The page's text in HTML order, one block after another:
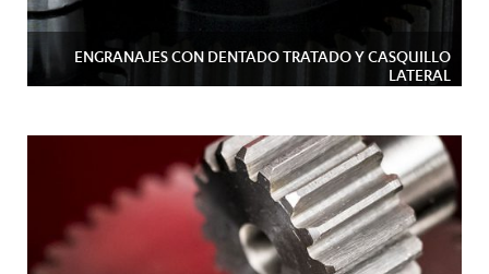
ENGRANAJES CON DENTADO TRATADO Y CASQUILLO
LATERAL